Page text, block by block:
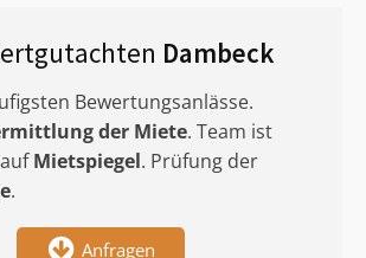
Dambeck
Bewertungsanlässe.
der Miete. Team ist
Mietspiegel. Prüfung der
.
Anfragen